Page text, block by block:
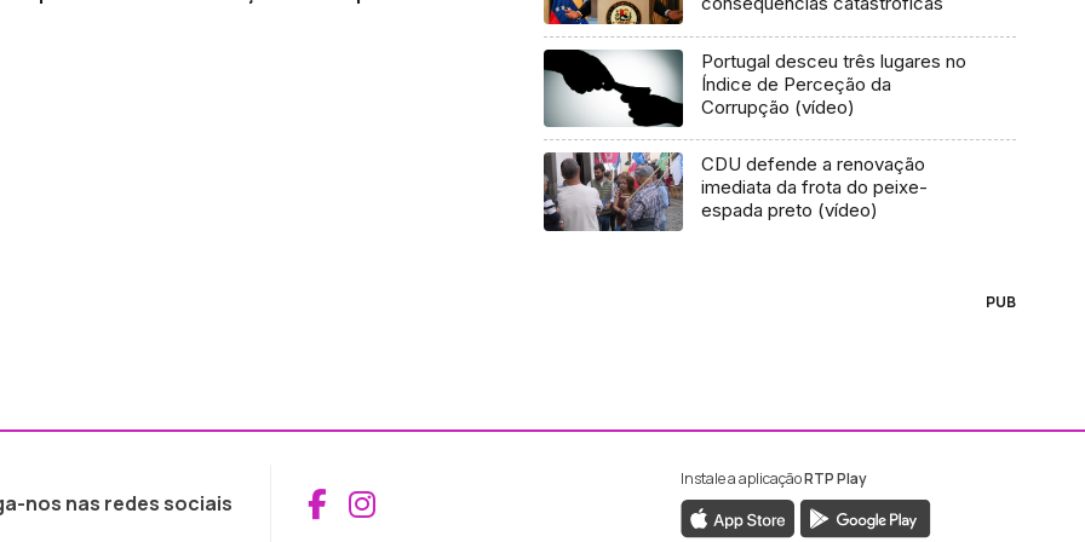
Portugal desceu três lugares no
Índice de Perceção da
Corrupção (vídeo)
CDU defende a renovação
imediata da frota do peixe-
espada preto (vídeo)
PUB
nos nas redes sociais Aceder ao Facebook da RTP Madeira
Aceder ao Instagram da RTP Madeira
Instale a aplicaçãoRTP Play